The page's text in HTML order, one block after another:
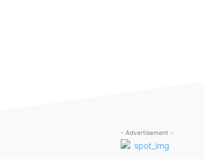
- Advertisement -